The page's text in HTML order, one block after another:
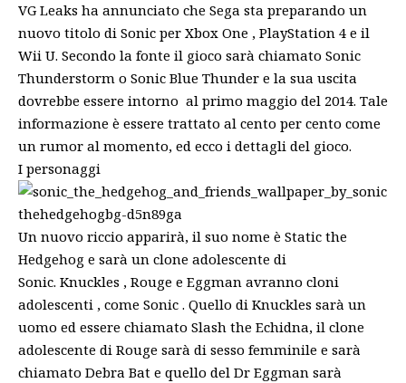
VG Leaks ha annunciato che Sega sta preparando un
nuovo titolo di Sonic per Xbox One , PlayStation 4 e il
Wii U. Secondo la fonte il gioco sarà chiamato Sonic
Thunderstorm o Sonic Blue Thunder e la sua uscita
dovrebbe essere intorno al primo maggio del 2014. Tale
informazione è essere trattato al cento per cento come
un rumor al momento, ed ecco i dettagli del gioco.
I personaggi
Un nuovo riccio apparirà, il suo nome è Static the
Hedgehog e sarà un clone adolescente di
Sonic. Knuckles , Rouge e Eggman avranno cloni
adolescenti , come Sonic . Quello di Knuckles sarà un
uomo ed essere chiamato Slash the Echidna, il clone
adolescente di Rouge sarà di sesso femminile e sarà
chiamato Debra Bat e quello del Dr Eggman sarà